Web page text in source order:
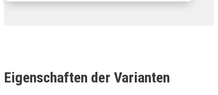
Eigenschaften der Varianten